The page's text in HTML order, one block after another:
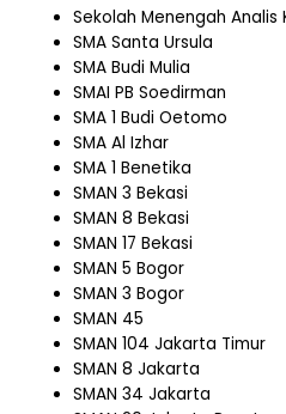
Sekolah Menengah Analis
SMA Santa Ursula
SMA Budi Mulia
SMAI PB Soedirman
SMA 1 Budi Oetomo
SMA Al Izhar
SMA 1 Benetika
SMAN 3 Bekasi
SMAN 8 Bekasi
SMAN 17 Bekasi
SMAN 5 Bogor
SMAN 3 Bogor
SMAN 45
SMAN 104 Jakarta Timur
SMAN 8 Jakarta
SMAN 34 Jakarta